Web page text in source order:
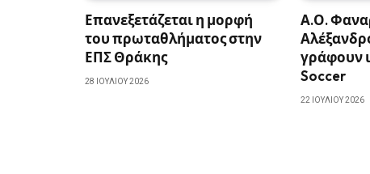
Επανεξετάζεται η μορφή
του πρωταθλήματος στην
ΕΠΣ Θράκης
28 ΙΟΥΛΊΟΥ 2026
Α.Ο.
γράφουν
Soccer
22 ΙΟΥΛΊΟΥ 2026